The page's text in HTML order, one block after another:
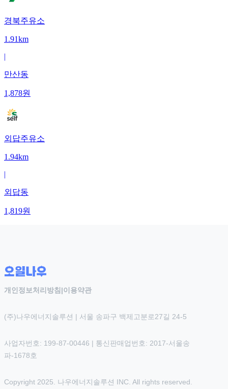
경북주유소
1.91km
|
만산동
1,878원
외답주유소
1.94km
|
외답동
1,819원
개인정보처리방침 |이용약관
(주)나우에너지솔루션 | 서울 송파구 백제고분로27길 24-5
사업자번호: 199-87-00446 | 통신판매업번호: 2017-서울송
파-1678호
Copyright 2025. 나우에너지솔루션 INC. All rights reserved.